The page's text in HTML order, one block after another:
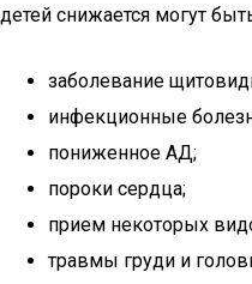
детей снижается могут
заболевание
инфекционные
пониженное АД;
пороки сердца;
прием некоторых
травмы груди и